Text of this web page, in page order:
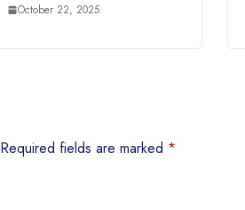
October 22, 2025
Required fields are marked *